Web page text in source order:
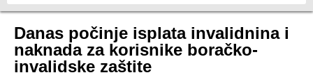
Danas počinje isplata invalidnina i
naknada za korisnike boračko-
invalidske zaštite